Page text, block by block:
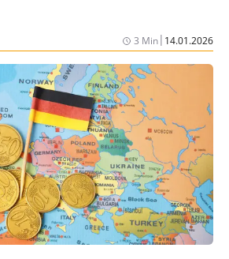
Zusatznutzen festgestellt. Mit
seit März 2026 eine
nach einem Myokardinfarkt
erstmals gezielt die
Inflammation adressiert.
3 Min| 14.01.2026